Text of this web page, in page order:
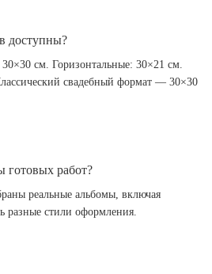
доступны?
см. Горизонтальные: 30×21 см.
свадебный формат — 30×30
готовых работ?
реальные альбомы, включая
разные стили оформления.